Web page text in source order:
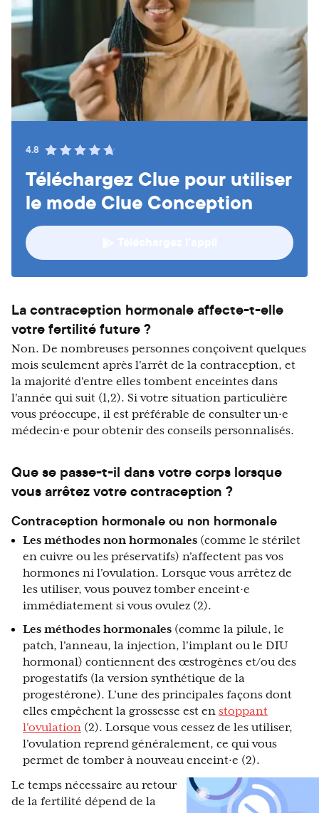
4.8
Téléchargez Clue pour utiliser
le mode Clue Conception
La contraception hormonale affecte-t-elle
votre fertilité future ?
Non. De nombreuses personnes conçoivent quelques
mois seulement après l'arrêt de la contraception, et
la majorité d'entre elles tombent enceintes dans
l'année qui suit (1,2). Si votre situation particulière
vous préoccupe, il est préférable de consulter un·e
médecin·e pour obtenir des conseils personnalisés.
Que se passe-t-il dans votre corps lorsque
vous arrêtez votre contraception ?
Contraception hormonale ou non hormonale
Les méthodes non hormonales (comme le stérilet
en cuivre ou les préservatifs) n'affectent pas vos
hormones ni l'ovulation. Lorsque vous arrêtez de
les utiliser, vous pouvez tomber enceint·e
immédiatement si vous ovulez (2).
Les méthodes hormonales (comme la pilule, le
patch, l'anneau, la injection, l'implant ou le DIU
hormonal) contiennent des œstrogènes et/ou des
progestatifs (la version synthétique de la
progestérone). L'une des principales façons dont
elles empêchent la grossesse est en stoppant
l'ovulation (2). Lorsque vous cessez de les utiliser,
l'ovulation reprend généralement, ce qui vous
permet de tomber à nouveau enceint·e (2).
Le temps nécessaire au retour
de la fertilité dépend de la